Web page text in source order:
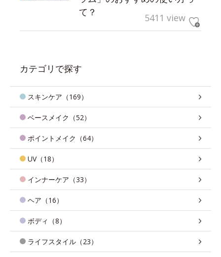
て？
5411 view
カテゴリで探す
スキンケア（169）
ベースメイク（52）
ポイントメイク（64）
UV（18）
インナーケア（33）
ヘア（16）
ボディ（8）
ライフスタイル（23）